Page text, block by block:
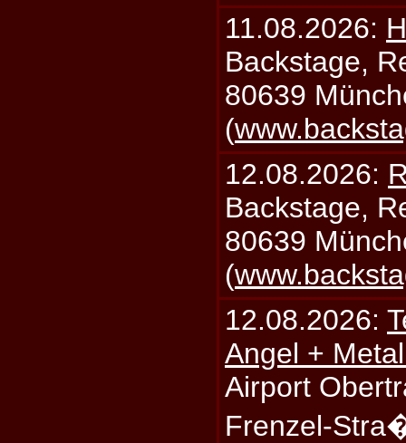
11.08.2026:
Backstage,
80639
(
12.08.2026:
Backstage,
80639
(
12.08.2026:
Angel +
Airport
Frenzel-